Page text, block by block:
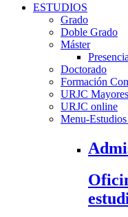
ESTUDIOS
Grado
Doble Grado
Máster
Doctorado
Formación
URJC Mayores
URJC online
Menu-